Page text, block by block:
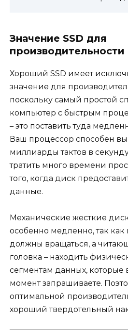
Значение SSD для
производительности
Хороший SSD имеет
значение для
поскольку самый простой
компьютер с быстрым
– это поставить туда
Ваш процессор способен
миллиарды тактов в
тратить много времени
того, когда диск
данные.
Механические жесткие
особенно медленно, так как
должны вращаться, а
головка – находить
сегментам данных, которые
момент запрашиваете.
оптимальной
хороший твердотельный